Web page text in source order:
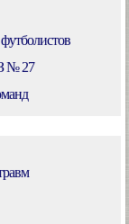
№ 27